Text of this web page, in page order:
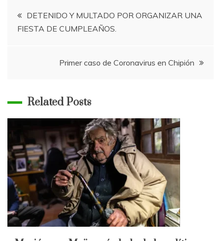
Navegación
de
entradas
DETENIDO Y MULTADO POR ORGANIZAR UNA
FIESTA DE CUMPLEAÑOS.
Primer caso de Coronavirus en Chipión
Related Posts